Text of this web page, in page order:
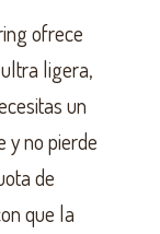
ofrece
ligera,
un
y no pierde
de
que la